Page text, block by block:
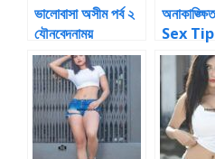
ভালোবাসা অসীম পর্ব ২
যৌনবেদনাময়
Sex
Sex